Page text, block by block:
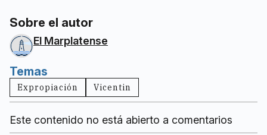
Sobre el autor
El Marplatense
Temas
Expropiación Vicentin
Este contenido no está abierto a comentarios